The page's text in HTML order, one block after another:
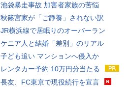
池袋暴走事故 加害者家族の苦悩
秋篠宮家が「ご静養」されない訳
JR横浜線で居眠りのオーバーラン
ケニア人と結婚「差別」のリアル
子ども追い マンションへ侵入か
レンタカー予約 10万円分当たる
長友、FC東京で現役続行を宣言